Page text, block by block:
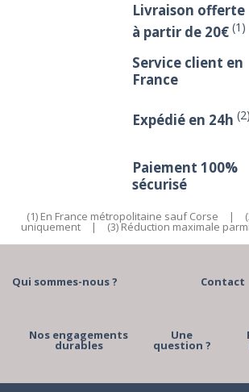
Livraison offerte
à partir de 20€ (1)
Service client en
France
Expédié en 24h (2)
Paiement 100%
sécurisé
(1) En France métropolitaine sauf Corse |
uniquement | (3) Réduction maximale
Qui sommes-nous ? Contact
Nos engagements
durables
Une
question ?